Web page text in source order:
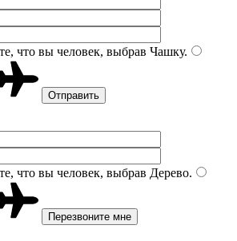
что вы человек, выбрав Чашку.
что вы человек, выбрав Дерево.